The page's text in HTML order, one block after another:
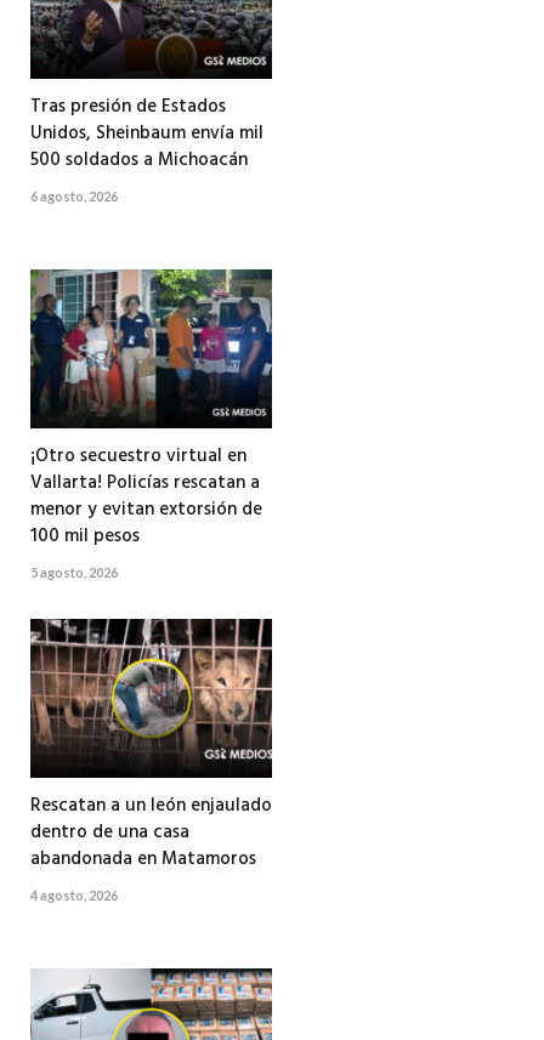
Tras presión de Estados
Unidos, Sheinbaum envía mil
500 soldados a Michoacán
6 agosto, 2026
¡Otro secuestro virtual en
Vallarta! Policías rescatan a
menor y evitan extorsión de
100 mil pesos
5 agosto, 2026
Rescatan a un león enjaulado
dentro de una casa
abandonada en Matamoros
4 agosto, 2026